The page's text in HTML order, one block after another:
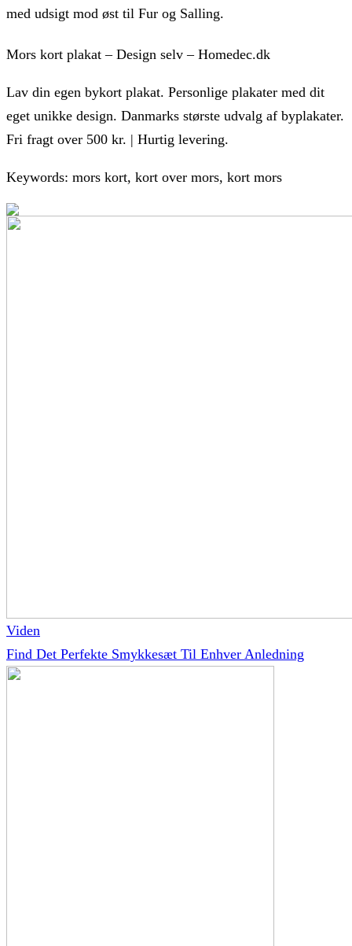
med udsigt mod øst til Fur og Salling.
Mors kort plakat – Design selv – Homedec.dk
Lav din egen bykort plakat. Personlige plakater med dit
eget unikke design. Danmarks største udvalg af byplakater.
Fri fragt over 500 kr. | Hurtig levering.
Keywords: mors kort, kort over mors, kort mors
Viden
Find Det Perfekte Smykkesæt Til Enhver Anledning